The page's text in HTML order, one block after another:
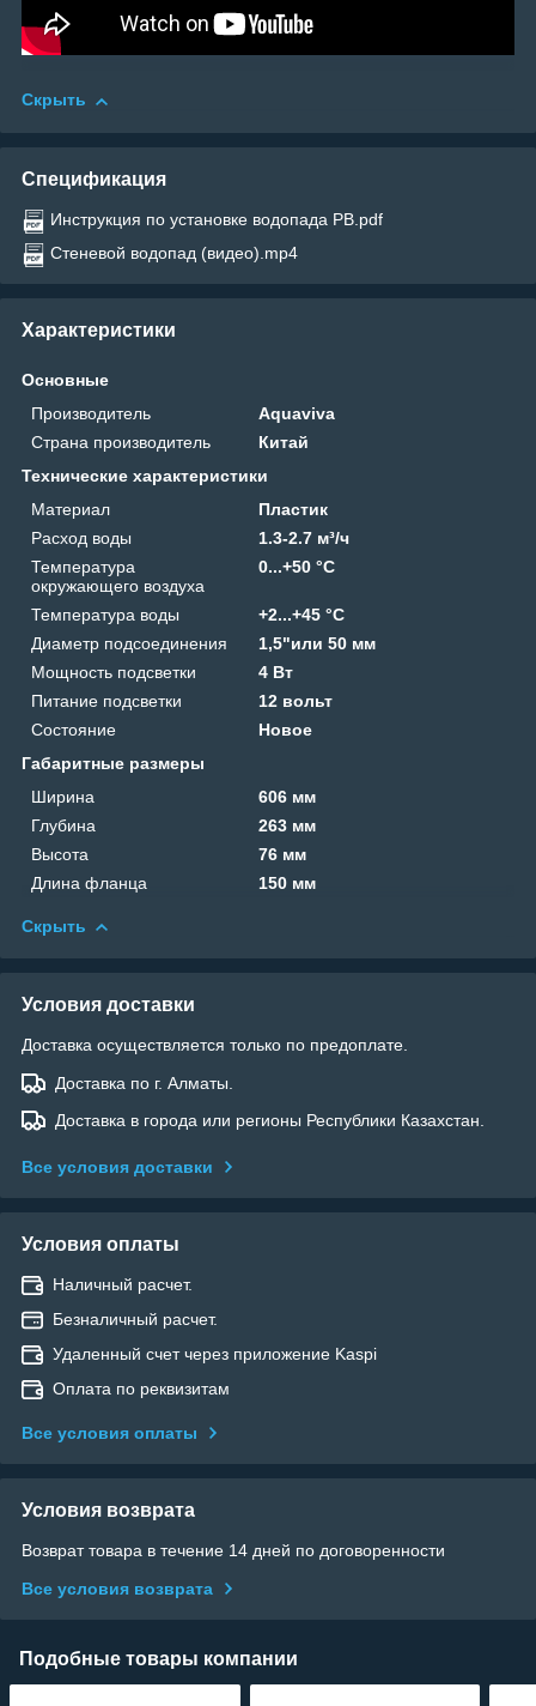
Скрыть
Спецификация
Инструкция по установке водопада PB.pdf
Стеневой водопад (видео).mp4
Характеристики
Основные
Производитель
Aquaviva
Страна производитель
Китай
Технические характеристики
Материал
Пластик
Расход воды
1.3-2.7 м³/ч
Температура
окружающего воздуха
0...+50 °C
Температура воды
+2...+45 °C
Диаметр подсоединения
1,5"или 50 мм
Мощность подсветки
4 Вт
Питание подсветки
12 вольт
Состояние
Новое
Габаритные размеры
Ширина
606 мм
Глубина
263 мм
Высота
76 мм
Длина фланца
150 мм
Скрыть
Условия доставки
Доставка осуществляется только по предоплате.
Доставка по г. Алматы.
Доставка в города или регионы Республики Казахстан.
Все условия доставки
Условия оплаты
Наличный расчет.
Безналичный расчет.
Удаленный счет через приложение Kaspi
Оплата по реквизитам
Все условия оплаты
Условия возврата
Возврат товара в течение 14 дней по договоренности
Все условия возврата
Подобные товары компании